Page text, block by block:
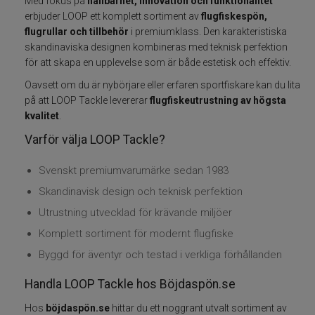
Kläder
Trolling
Specimenfiske
Varumärken
erbjuder LOOP ett komplett sortiment avflugfiskespön,
flugrullar och tillbehör i premiumklass. Den karakteristiska
skandinaviska designen kombineras med teknisk perfektion
för att skapa en upplevelse som är både estetisk och effektiv.
Oavsett om du är nybörjare eller erfaren sportfiskare kan du lita
på att LOOP Tackle levererarflugfiskeutrustning av högsta
kvalitet
Varför välja LOOP Tackle?
Svenskt premiumvarumärke sedan 1983
Skandinavisk design och teknisk perfektion
Utrustning utvecklad för krävande miljöer
Komplett sortiment för modernt flugfiske
Byggd för äventyr och testad i verkliga förhållanden
Handla LOOP Tackle hos Böjdaspön.se
Hos böjdaspön.se hittar du ett noggrant utvalt sortiment av